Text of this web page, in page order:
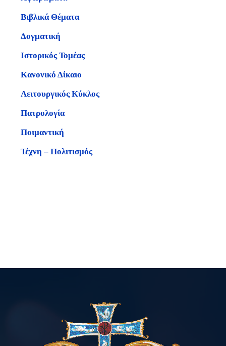
Βιβλικά Θέματα
Δογματική
Ιστορικός Τομέας
Κανονικό Δίκαιο
Λειτουργικός Κύκλος
Πατρολογία
Ποιμαντική
Τέχνη – Πολιτισμός